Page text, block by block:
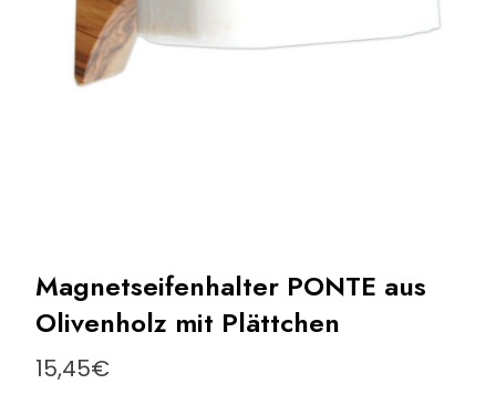
Magnetseifenhalter PONTE aus
Olivenholz mit Plättchen
15,45€